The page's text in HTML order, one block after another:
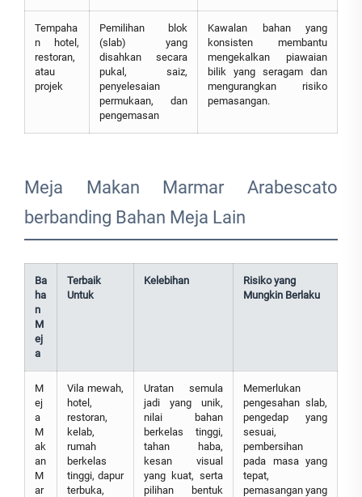
Tempaha
n hotel,
restoran,
atau
projek
Pemilihan blok
(slab) yang
disahkan secara
pukal, saiz,
penyelesaian
permukaan, dan
pengemasan
Kawalan bahan yang
konsisten membantu
mengekalkan piawaian
bilik yang seragam dan
mengurangkan risiko
pemasangan.
Meja Makan Marmar Arabescato
berbanding Bahan Meja Lain
Ba
ha
n
M
ej
a
Terbaik
Untuk
Kelebihan
Risiko yang
Mungkin Berlaku
M
ej
a
M
ak
an
M
ar
Vila mewah,
hotel,
restoran,
kelab,
rumah
berkelas
tinggi, dapur
terbuka,
Uratan semula
jadi yang unik,
nilai bahan
berkelas tinggi,
tahan haba,
kesan visual
yang kuat, serta
pilihan bentuk
Memerlukan
pengesahan slab,
pengedap yang
sesuai,
pembersihan
pada masa yang
tepat,
pemasangan yang